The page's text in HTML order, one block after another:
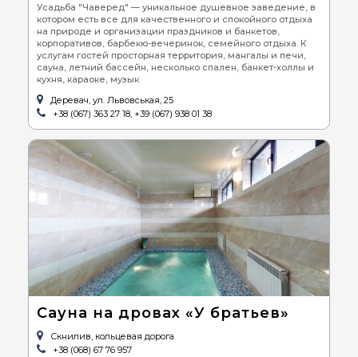
Усадьба "Чаверед" — уникальное душевное заведение, в
котором есть все для качественного и спокойного отдыха
на природе и организации праздников и банкетов,
корпоративов, барбекю-вечеринок, семейного отдыха. К
услугам гостей просторная территория, мангалы и печи,
сауна, летний бассейн, несколько спален, банкет-холлы и
кухня, караоке, музык
Деревач, ул. Львовськая, 25
+38 (067) 363 27 18, +39 (067) 938 01 38
Сауна на дровах «У братьев»
Скнилив, кольцевая дорога
+38 (068) 67 76 957